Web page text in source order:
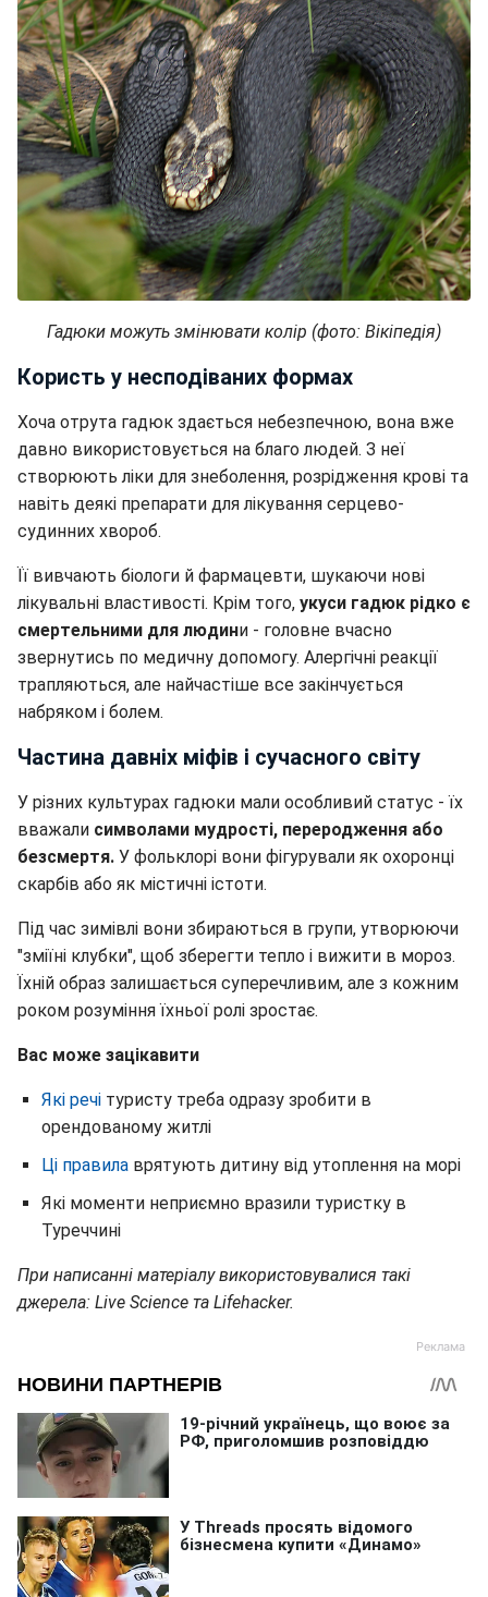
Гадюки можуть змінювати колір (фото: Вікіпедія)
Користь у несподіваних формах
Хоча отрута гадюк здається небезпечною, вона вже
давно використовується на благо людей. З неї
створюють ліки для знеболення, розрідження крові та
навіть деякі препарати для лікування серцево-
судинних хвороб.
Її вивчають біологи й фармацевти, шукаючи нові
лікувальні властивості. Крім того, укуси гадюк рідко є
смертельними для людини - головне вчасно
звернутись по медичну допомогу. Алергічні реакції
трапляються, але найчастіше все закінчується
набряком і болем.
Частина давніх міфів і сучасного світу
У різних культурах гадюки мали особливий статус - їх
вважали символами мудрості, переродження або
безсмертя. У фольклорі вони фігурували як охоронці
скарбів або як містичні істоти.
Під час зимівлі вони збираються в групи, утворюючи
"зміїні клубки", щоб зберегти тепло і вижити в мороз.
Їхній образ залишається суперечливим, але з кожним
роком розуміння їхньої ролі зростає.
Вас може зацікавити
Які речі туристу треба одразу зробити в
орендованому житлі
Ці правила врятують дитину від утоплення на морі
Які моменти неприємно вразили туристку в
Туреччині
При написанні матеріалу використовувалися такі
джерела: Live Science та Lifehacker.